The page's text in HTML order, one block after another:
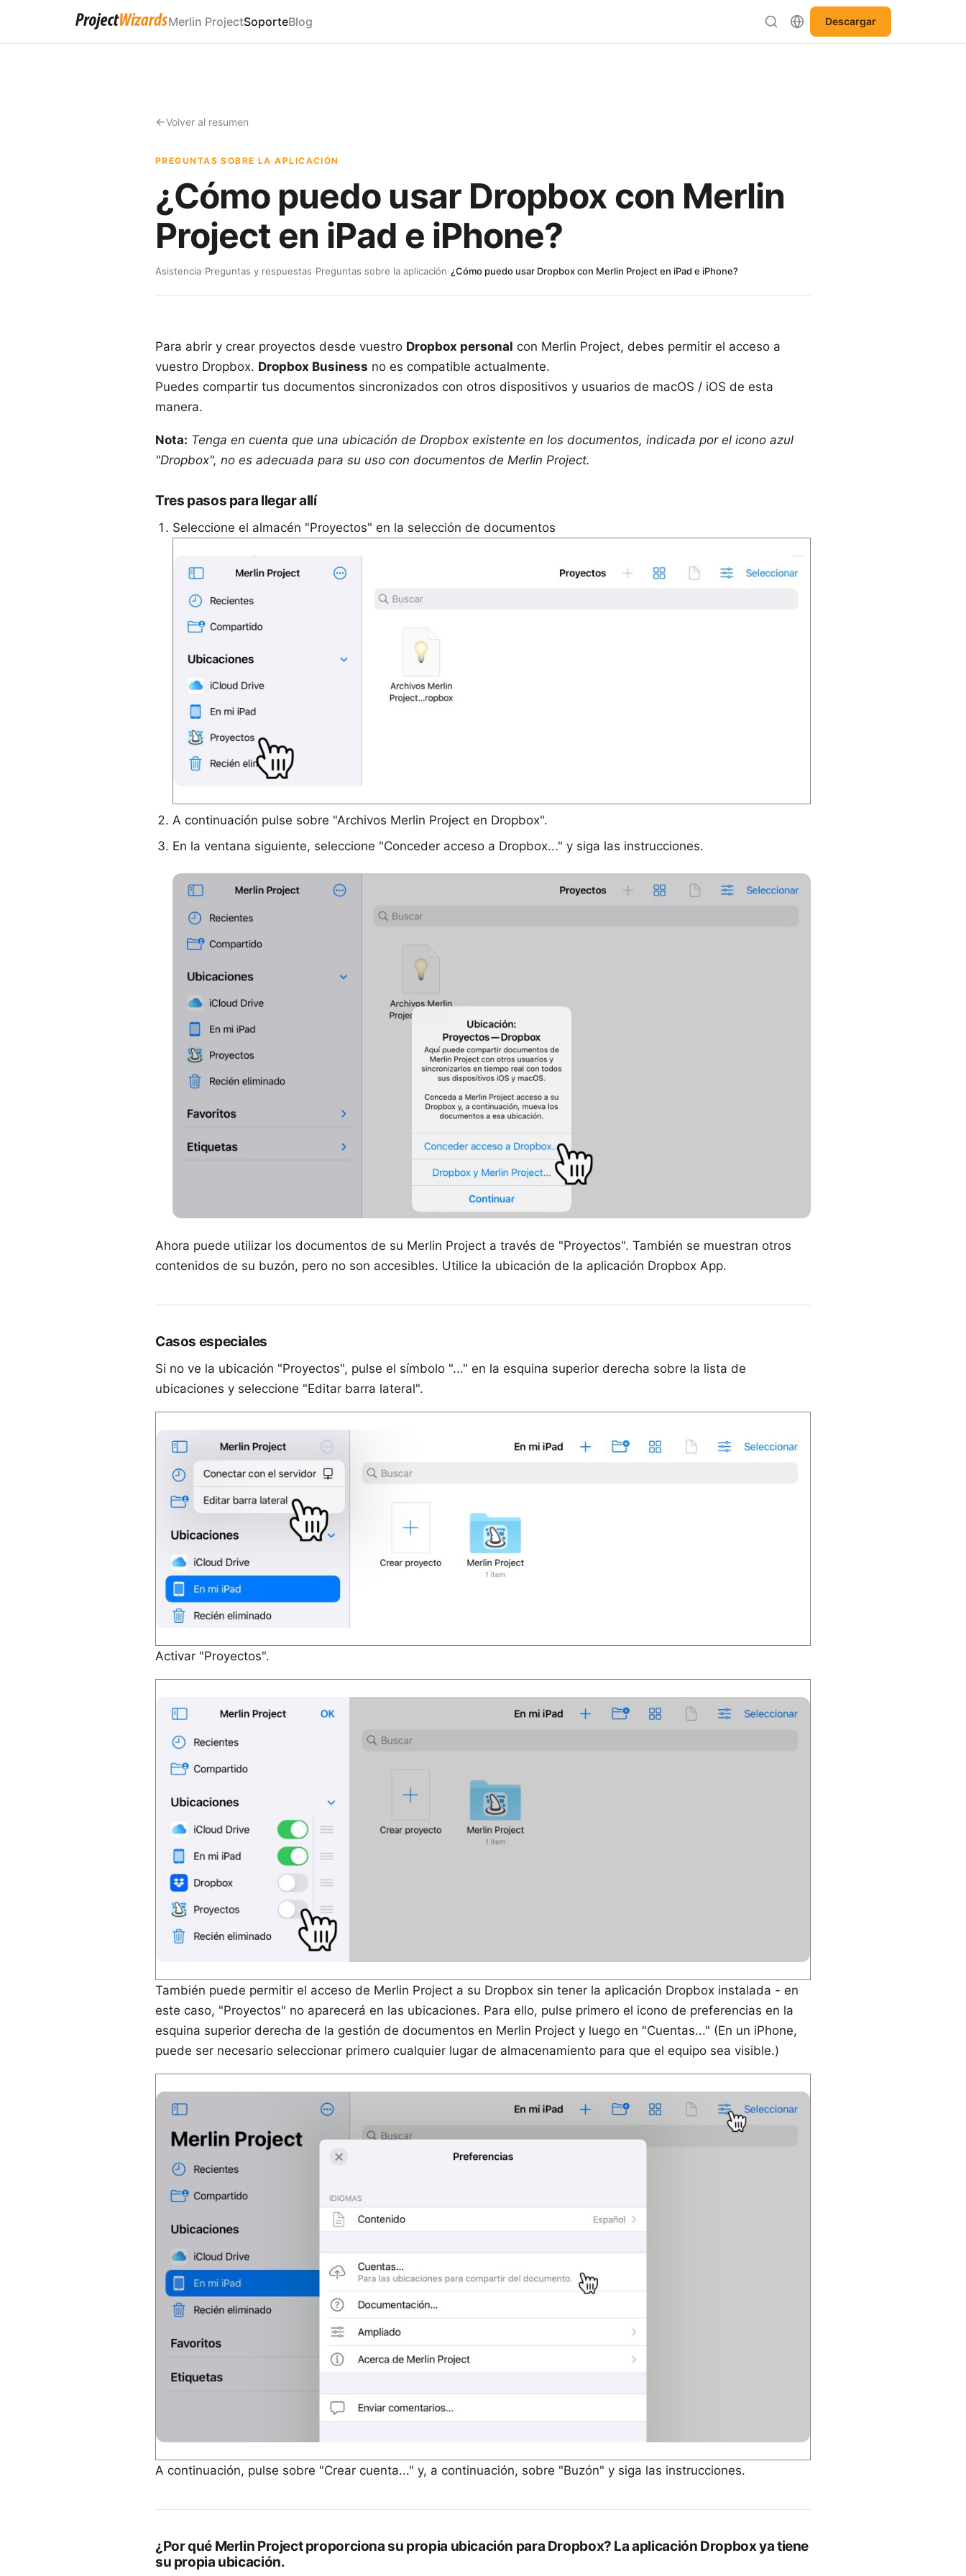
Merlin ProjectSoporteBlog Descargar
Volver al resumen
PREGUNTAS SOBRE LA APLICACIÓN
¿Cómo puedo usar Dropbox con Merlin
Project en iPad e iPhone?
Asistencia›Preguntas y respuestas›Preguntas sobre la aplicación›¿Cómo puedo usar Dropbox con Merlin Project en iPad e iPhone?
Para abrir y crear proyectos desde vuestro Dropbox personal con Merlin Project, debes permitir el acceso a
vuestro Dropbox. Dropbox Business no es compatible actualmente.
Puedes compartir tus documentos sincronizados con otros dispositivos y usuarios de macOS / iOS de esta
manera.
Nota: Tenga en cuenta que una ubicación de Dropbox existente en los documentos, indicada por el icono azul
"Dropbox", no es adecuada para su uso con documentos de Merlin Project.
Tres pasos para llegar allí
Seleccione el almacén "Proyectos" en la selección de documentos
A continuación pulse sobre "Archivos Merlin Project en Dropbox".
En la ventana siguiente, seleccione "Conceder acceso a Dropbox..." y siga las instrucciones.
Ahora puede utilizar los documentos de su Merlin Project a través de "Proyectos". También se muestran otros
contenidos de su buzón, pero no son accesibles. Utilice la ubicación de la aplicación Dropbox App.
Casos especiales
Si no ve la ubicación "Proyectos", pulse el símbolo "..." en la esquina superior derecha sobre la lista de
ubicaciones y seleccione "Editar barra lateral".
Activar "Proyectos".
También puede permitir el acceso de Merlin Project a su Dropbox sin tener la aplicación Dropbox instalada - en
este caso, "Proyectos" no aparecerá en las ubicaciones. Para ello, pulse primero el icono de preferencias en la
esquina superior derecha de la gestión de documentos en Merlin Project y luego en "Cuentas..." (En un iPhone,
puede ser necesario seleccionar primero cualquier lugar de almacenamiento para que el equipo sea visible.)
A continuación, pulse sobre "Crear cuenta..." y, a continuación, sobre "Buzón" y siga las instrucciones.
¿Por qué Merlin Project proporciona su propia ubicación para Dropbox? La aplicación Dropbox ya tiene
su propia ubicación.